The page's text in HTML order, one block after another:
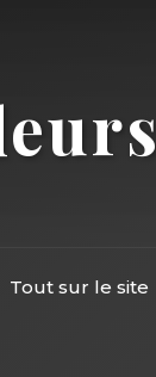
Tout sur le site